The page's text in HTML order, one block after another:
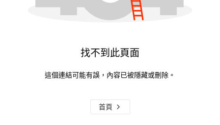
找不到此頁面
這個連結可能有誤，內容已被隱藏或刪除。
首頁